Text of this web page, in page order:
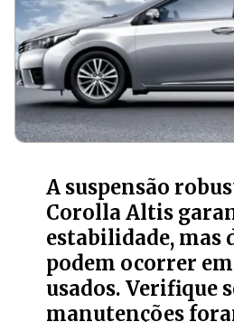
A suspensão
Corolla Altis
estabilidade, mas
podem ocorrer
usados. Verifique
manutenções